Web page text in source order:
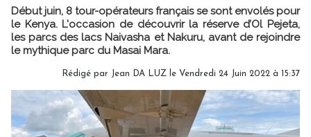
Début juin, 8 tour-opérateurs français se sont envolés pour
le Kenya. L'occasion de découvrir la réserve d’Ol Pejeta,
les parcs des lacs Naivasha et Nakuru, avant de rejoindre
le mythique parc du Masai Mara.
Rédigé par Jean DA LUZ le Vendredi 24 Juin 2022 à 15:37